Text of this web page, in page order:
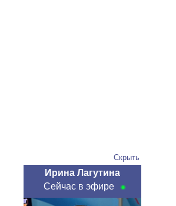
Скрыть
Ирина Лагутина
Сейчас в эфире